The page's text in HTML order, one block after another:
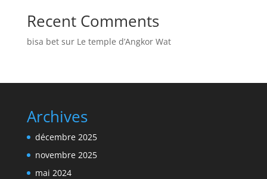
Recent Comments
bisa betsur Le temple d’Angkor Wat
Archives
décembre 2025
novembre 2025
mai 2024